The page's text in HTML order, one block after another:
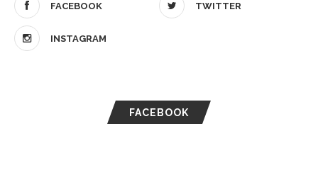
FACEBOOK TWITTER
INSTAGRAM
FACEBOOK